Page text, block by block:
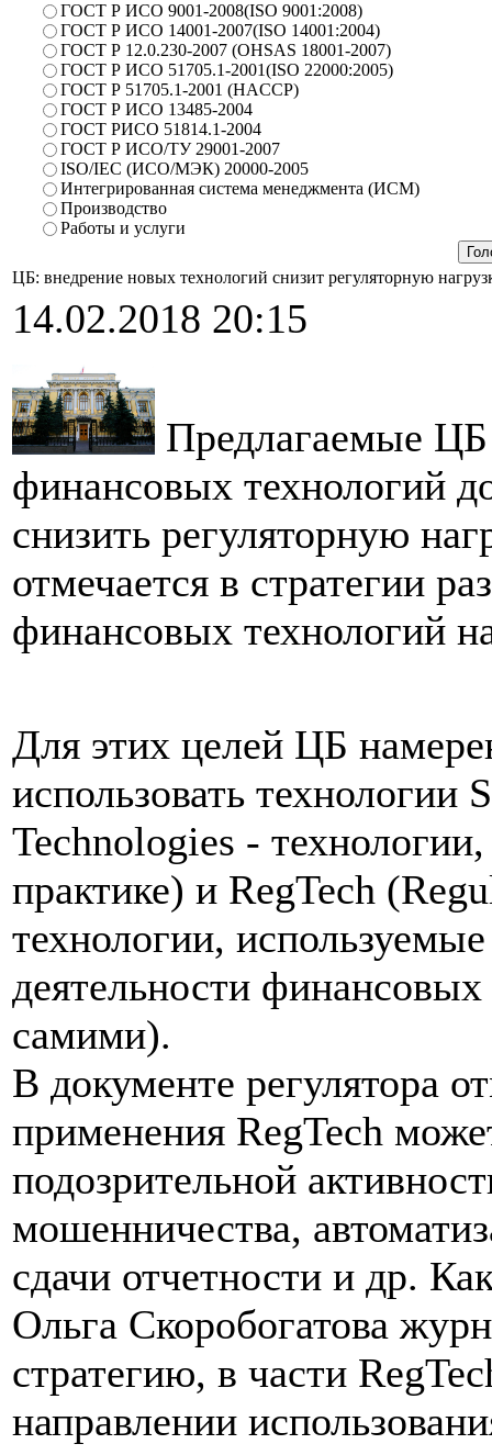
ГОСТ Р ИСО 9001-2008(ISO 9001:2008)
ГОСТ Р ИСО 14001-2007(ISO 14001:2004)
ГОСТ Р 12.0.230-2007 (OHSAS 18001-2007)
ГОСТ Р ИСО 51705.1-2001(ISO 22000:2005)
ГОСТ Р 51705.1-2001 (HACCP)
ГОСТ Р ИСО 13485-2004
ГОСТ РИСО 51814.1-2004
ГОСТ Р ИСО/ТУ 29001-2007
ISO/IEC (ИСО/МЭК) 20000-2005
Интегрированная система менеджмента (ИСМ)
Производство
Работы и услуги
ЦБ: внедрение новых технологий снизит регуляторную
14.02.2018 20:15
Предлагаемые
финансовых технологий
снизить регуляторную
отмечается в стратегии
финансовых технологий
Для этих целей ЦБ
использовать технологии
Technologies -
практике) и RegTech
технологии,
деятельности
самими).
В документе регулятора
применения RegTech
подозрительной
мошенничества,
сдачи отчетности и др.
Ольга Скоробогатова
стратегию, в части
направлении